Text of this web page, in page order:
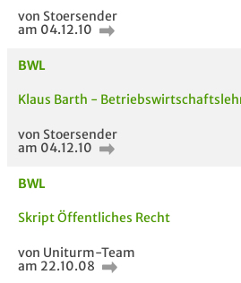
von Stoersender
am 04.12.10
BWL
Klaus Barth -
von Stoersender
am 04.12.10
BWL
Skript Öffentliches Recht
von Uniturm-Team
am 22.10.08